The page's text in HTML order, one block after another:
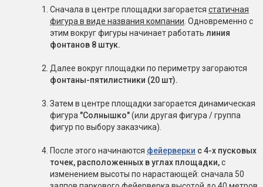
Сначала в центре площадки загорается статичная
фигура в виде названия компании . Одновременно с
этим вокруг фигуры начинает работать линия
фонтанов 8 штук.
Далее вокруг площадки по периметру загораются
фонтаны-пятилистники (20 шт).
Затем в центре площадки загорается динамическая
фигура "Солнышко"(или другая фигура / группа
фигур по выбору заказчика).
После этого начинаются фейерверки с 4-х пусковых
точек, расположенных в углах площадки,с
изменением высоты по нарастающей: сначала 50